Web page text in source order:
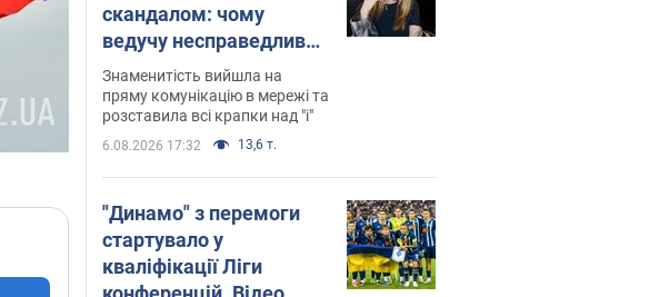
скандалом: чому
ведучу несправедливо
захейтили
Знаменитість вийшла на
пряму комунікацію в мережі та
розставила всі крапки над "і"
6.08.2026 17:32 13,6 т.
"Динамо" з перемоги
стартувало у
кваліфікації Ліги